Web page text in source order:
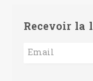
Recevoir la